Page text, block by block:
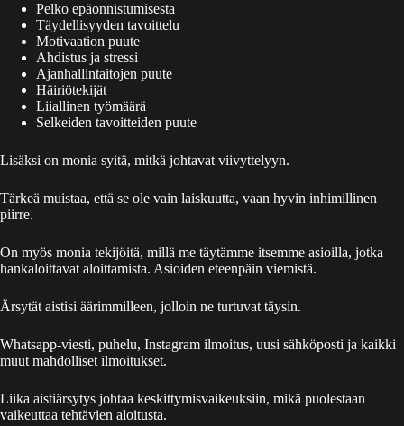
Pelko epäonnistumisesta
Täydellisyyden tavoittelu
Motivaation puute
Ahdistus ja stressi
Ajanhallintaitojen puute
Häiriötekijät
Liiallinen työmäärä
Selkeiden tavoitteiden puute
Lisäksi on monia syitä, mitkä johtavat viivyttelyyn.
Tärkeä muistaa, että se ole vain laiskuutta, vaan hyvin inhimillinen
piirre.
On myös monia tekijöitä, millä me täytämme itsemme asioilla, jotka
hankaloittavat aloittamista. Asioiden eteenpäin viemistä.
Ärsytät aistisi äärimmilleen, jolloin ne turtuvat täysin.
Whatsapp-viesti, puhelu, Instagram ilmoitus, uusi sähköposti ja kaikki
muut mahdolliset ilmoitukset.
Liika aistiärsytys johtaa keskittymisvaikeuksiin, mikä puolestaan
vaikeuttaa tehtävien aloitusta.